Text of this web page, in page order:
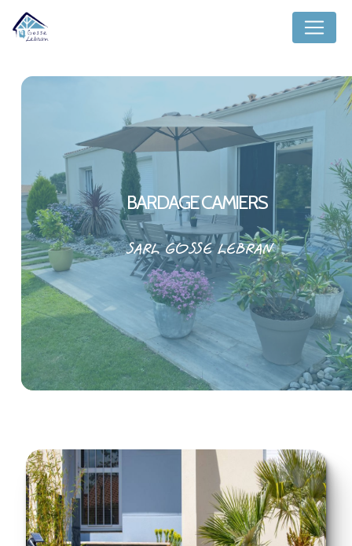
BARDAGE CAMIERS
SARL GOSSE LEBRAN
Panneau de gestion des cookies